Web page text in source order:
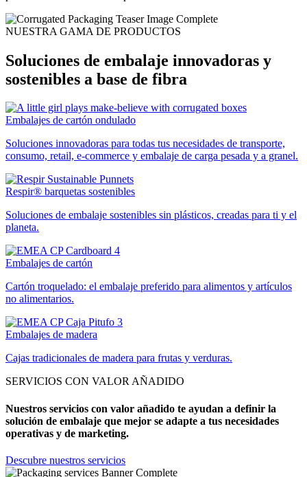
NUESTRA GAMA DE PRODUCTOS
Soluciones de embalaje innovadoras y
sostenibles a base de fibra
Embalajes de cartón ondulado
Soluciones innovadoras para todas tus necesidades de transporte,
consumo, retail, e-commerce y embalaje de carga pesada y a granel.
Respir® barquetas sostenibles
Soluciones de embalaje sostenibles sin plásticos, creadas para ti y el
planeta.
Embalajes de cartón
Cartón troquelado: el embalaje preferido para alimentos y artículos
no alimentarios.
Embalajes de madera
Cajas tradicionales de madera para frutas y verduras.
SERVICIOS CON VALOR AÑADIDO
Nuestros servicios con valor añadido te ayudan a definir la
solución de embalaje que mejor se adapte a tus necesidades
operativas y de marketing.
Descubre nuestros servicios